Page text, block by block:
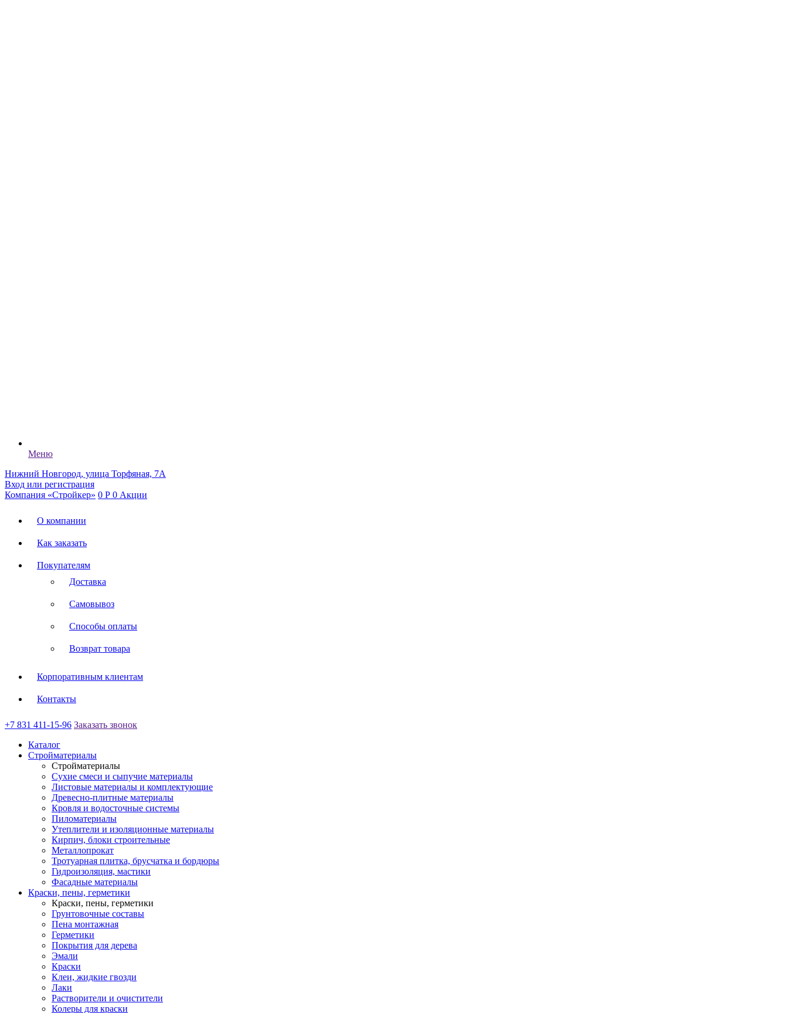
Меню
Нижний Новгород, улица Торфяная, 7А
Вход или регистрация
Компания «Стройкер» 0 Р 0 Акции
О компании
Как заказать
Покупателям
Доставка
Самовывоз
Способы оплаты
Возврат товара
Корпоративным клиентам
Контакты
+7 831 411-15-96 Заказать звонок
Каталог
Стройматериалы
Стройматериалы
Сухие смеси и сыпучие материалы
Листовые материалы и комплектующие
Древесно-плитные материалы
Кровля и водосточные системы
Пиломатериалы
Утеплители и изоляционные материалы
Кирпич, блоки строительные
Металлопрокат
Тротуарная плитка, брусчатка и бордюры
Гидроизоляция, мастики
Фасадные материалы
Краски, пены, герметики
Краски, пены, герметики
Грунтовочные составы
Пена монтажная
Герметики
Покрытия для дерева
Эмали
Краски
Клеи, жидкие гвозди
Лаки
Растворители и очистители
Колеры для краски